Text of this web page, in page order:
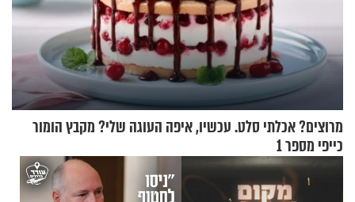
מרוצים? אכלתי סלט. עכשיו, איפה העוגה שלי? מקבץ הומור
כייפי מספר 1